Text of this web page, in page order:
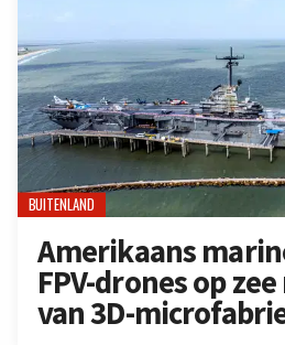
BUITENLAND
Amerikaans
FPV-drones op
van 3D-